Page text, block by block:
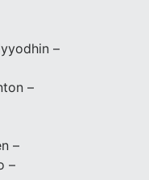
–
–
–
–